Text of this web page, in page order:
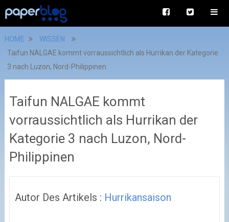
HOME
WISSEN
Taifun NALGAE kommt vorraussichtlich als Hurrikan der Kategorie
3 nach Luzon, Nord-Philippinen
Taifun NALGAE kommt
vorraussichtlich als Hurrikan der
Kategorie 3 nach Luzon, Nord-
Philippinen
Autor Des Artikels : Hurrikansaison